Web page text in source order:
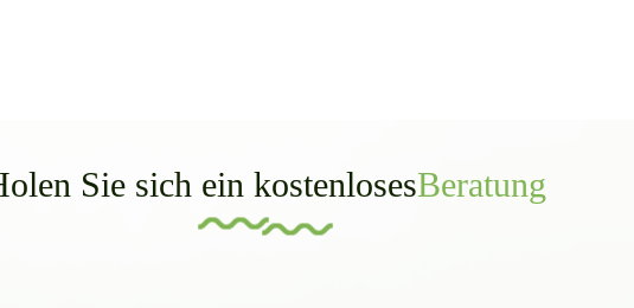
Sie sich ein kostenlosesBeratung